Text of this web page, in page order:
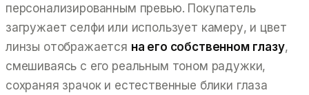
персонализированным превью. Покупатель
загружает селфи или использует камеру, и цвет
линзы отображается на его собственном глазу,
смешиваясь с его реальным тоном радужки,
сохраняя зрачок и естественные блики глаза